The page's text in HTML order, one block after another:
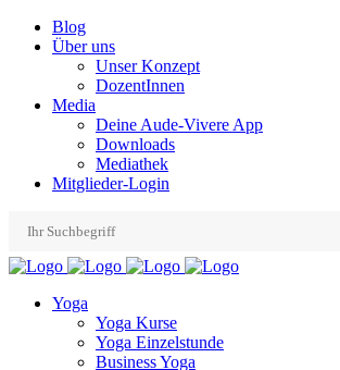
Blog
Über uns
Unser Konzept
DozentInnen
Media
Deine Aude-Vivere App
Downloads
Mediathek
Mitglieder-Login
Yoga
Yoga Kurse
Yoga Einzelstunde
Business Yoga